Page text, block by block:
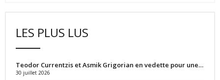
LES PLUS LUS
Teodor Currentzis et Asmik Grigorian en vedette pour une…
30 juillet 2026